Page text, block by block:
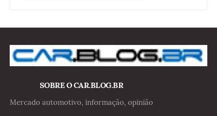
SOBRE O CAR.BLOG.BR
Mercado automotivo, informação, opinião